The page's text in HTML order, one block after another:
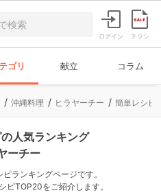
ログイン チラシ
ゴリ 献立 コラム
沖縄料理 ヒラヤーチー 簡単レシピ
人気ランキング
ーチー
ランキングページです。
ピTOP20をご紹介します。